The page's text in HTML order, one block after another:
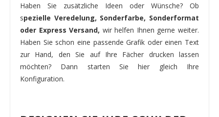
Haben Sie zusätzliche Ideen oder Wünsche? Ob
spezielle Veredelung, Sonderfarbe, Sonderformat
oder Express Versand, wir helfen Ihnen gerne weiter.
Haben Sie schon eine passende Grafik oder einen Text
zur Hand, den Sie auf Ihre Fächer drucken lassen
möchten? Dann starten Sie hier gleich Ihre
Konfiguration.